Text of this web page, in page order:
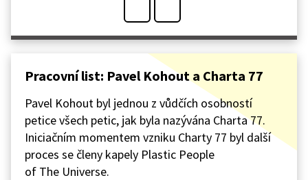
Pracovní list: Pavel Kohout a Charta 77
Pavel Kohout byl jednou z vůdčích osobností
petice všech petic, jak byla nazývána Charta 77.
Iniciačním momentem vzniku Charty 77 byl další
proces se členy kapely Plastic People
of The Universe.